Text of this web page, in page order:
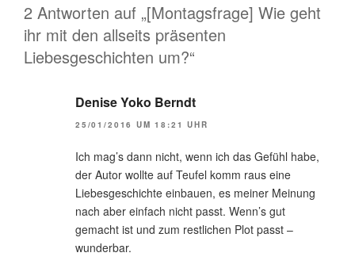
2 Antworten auf „[Montagsfrage] Wie geht
ihr mit den allseits präsenten
Liebesgeschichten um?“
Denise Yoko Berndt
25/01/2016 UM 18:21 UHR
Ich mag’s dann nicht, wenn ich das Gefühl habe,
der Autor wollte auf Teufel komm raus eine
Liebesgeschichte einbauen, es meiner Meinung
nach aber einfach nicht passt. Wenn’s gut
gemacht ist und zum restlichen Plot passt –
wunderbar.